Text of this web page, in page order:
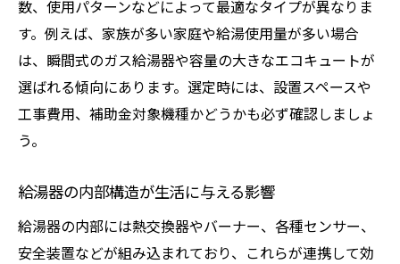
数、使用パターンなどによって最適なタイプが異なりま
す。例えば、家族が多い家庭や給湯使用量が多い場合
は、瞬間式のガス給湯器や容量の大きなエコキュートが
選ばれる傾向にあります。選定時には、設置スペースや
工事費用、補助金対象機種かどうかも必ず確認しましょ
う。
給湯器の内部構造が生活に与える影響
給湯器の内部には熱交換器やバーナー、各種センサー、
安全装置などが組み込まれており、これらが連携して効